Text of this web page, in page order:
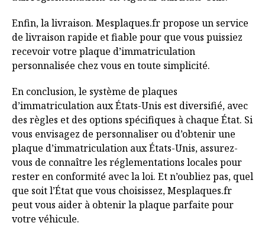
Enfin, la livraison. Mesplaques.fr propose un service
de livraison rapide et fiable pour que vous puissiez
recevoir votre plaque d’immatriculation
personnalisée chez vous en toute simplicité.
En conclusion, le système de plaques
d’immatriculation aux États-Unis est diversifié, avec
des règles et des options spécifiques à chaque État. Si
vous envisagez de personnaliser ou d’obtenir une
plaque d’immatriculation aux États-Unis, assurez-
vous de connaître les réglementations locales pour
rester en conformité avec la loi. Et n’oubliez pas, quel
que soit l’État que vous choisissez, Mesplaques.fr
peut vous aider à obtenir la plaque parfaite pour
votre véhicule.